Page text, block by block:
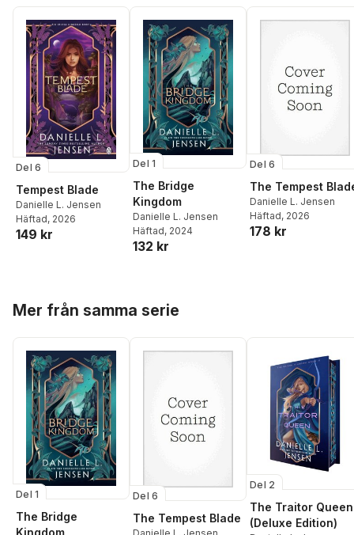
Del 6
Tempest Blade
Danielle L. Jensen
Häftad, 2026
149 kr
Del 1
The Bridge
Kingdom
Danielle L. Jensen
Häftad, 2024
132 kr
Del 6
The Tempest
Danielle L. Jensen
Häftad, 2026
178 kr
Mer från samma serie
Del 1
The Bridge
Del 6
The Tempest Blade
Danielle L. Jensen
Del 2
The Traitor Queen
(Deluxe Edition)